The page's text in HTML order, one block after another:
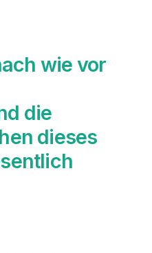
wie vor
die
dieses